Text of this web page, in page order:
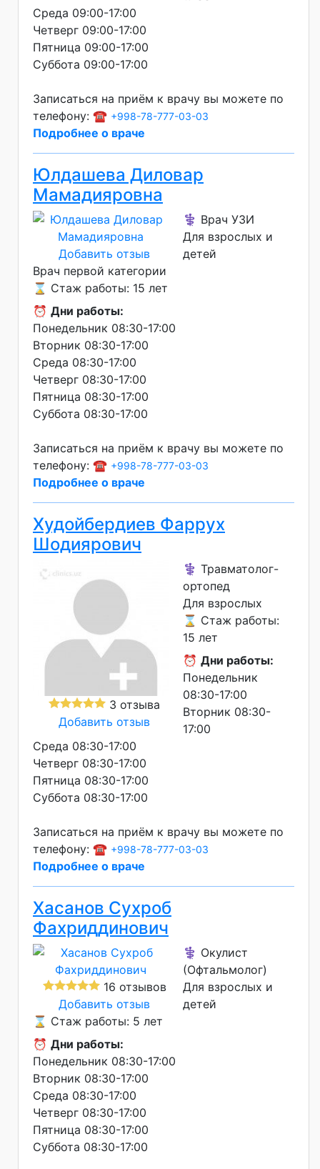
Среда 09:00-17:00
Четверг 09:00-17:00
Пятница 09:00-17:00
Суббота 09:00-17:00
Записаться на приём к врачу вы можете по
телефону: ☎️ +998-78-777-03-03
Подробнее о враче
Юлдашева Диловар
Мамадияровна
Добавить отзыв
⚕️ Врач УЗИ
Для взрослых и
детей
Врач первой категории
⌛ Стаж работы: 15 лет
⏰ Дни работы:
Понедельник 08:30-17:00
Вторник 08:30-17:00
Среда 08:30-17:00
Четверг 08:30-17:00
Пятница 08:30-17:00
Суббота 08:30-17:00
Записаться на приём к врачу вы можете по
телефону: ☎️ +998-78-777-03-03
Подробнее о враче
Худойбердиев Фаррух
Шодиярович
3 отзыва
Добавить отзыв
⚕️ Травматолог-
ортопед
Для взрослых
⌛ Стаж работы:
15 лет
⏰ Дни работы:
Понедельник
08:30-17:00
Вторник 08:30-
17:00
Среда 08:30-17:00
Четверг 08:30-17:00
Пятница 08:30-17:00
Суббота 08:30-17:00
Записаться на приём к врачу вы можете по
телефону: ☎️ +998-78-777-03-03
Подробнее о враче
Хасанов Сухроб
Фахриддинович
16 отзывов
Добавить отзыв
⚕️ Окулист
(Офтальмолог)
Для взрослых и
детей
⌛ Стаж работы: 5 лет
⏰ Дни работы:
Понедельник 08:30-17:00
Вторник 08:30-17:00
Среда 08:30-17:00
Четверг 08:30-17:00
Пятница 08:30-17:00
Суббота 08:30-17:00